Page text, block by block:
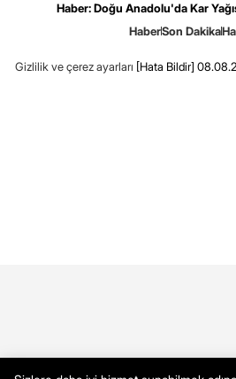
Haber: Doğu Anadolu'da Kar
HaberSon Dakika
Gizlilik ve çerez ayarları [Hata Bildir]